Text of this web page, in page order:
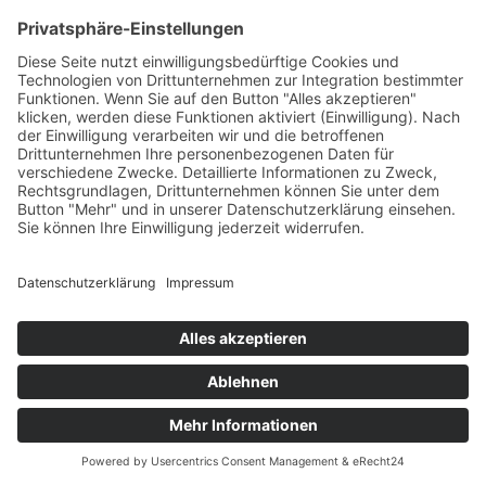
2025 DEBIG /Impressum /Haftungsausschluss/Datenschutzerklärung /
Widerrufsbelehrung
Facebook
Rss Twitter